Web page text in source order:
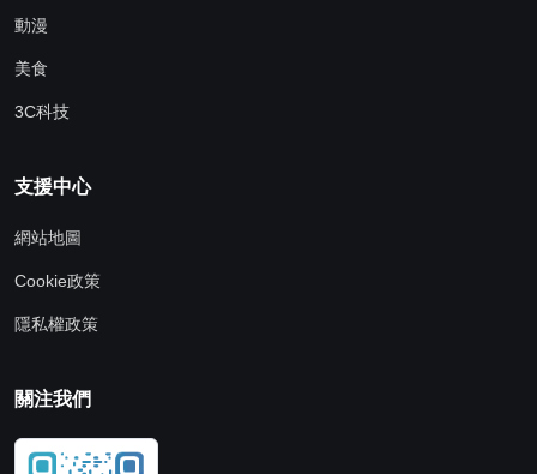
動漫
美食
3C科技
支援中心
網站地圖
Cookie政策
隱私權政策
關注我們